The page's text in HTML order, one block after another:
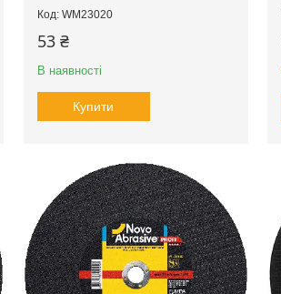
WM23020
53 ₴
В наявності
Купити